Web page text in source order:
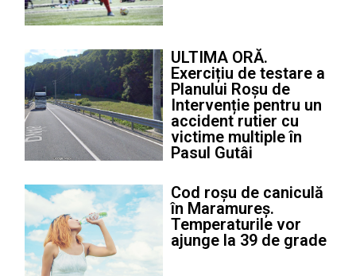
ULTIMA ORĂ.
Exercițiu de testare a
Planului Roșu de
Intervenție pentru un
accident rutier cu
victime multiple în
Pasul Gutâi
Cod roșu de caniculă
în Maramureș.
Temperaturile vor
ajunge la 39 de grade